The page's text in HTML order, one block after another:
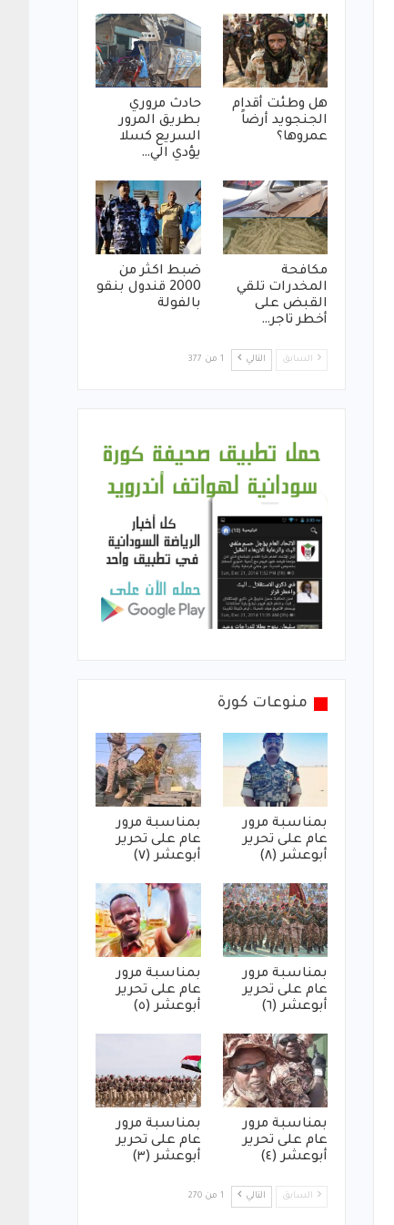
هل وطئت أقدام
الجنجويد أرضاً
عمروها؟
حادث مروري
بطريق المرور
السريع كسلا
يؤدي الي…
مكافحة
المخدرات تلقي
القبض على
أخطر تاجر…
ضبط اكثر من
2000 قندول بنقو
بالفولة
السابق التالي 1 من 377
منوعات كورة
بمناسبة مرور
عام على تحرير
أبوعشر (٨)
بمناسبة مرور
عام على تحرير
أبوعشر (٧)
بمناسبة مرور
عام على تحرير
أبوعشر (٦)
بمناسبة مرور
عام على تحرير
أبوعشر (٥)
بمناسبة مرور
عام على تحرير
أبوعشر (٤)
بمناسبة مرور
عام على تحرير
أبوعشر (٣)
السابق التالي 1 من 270